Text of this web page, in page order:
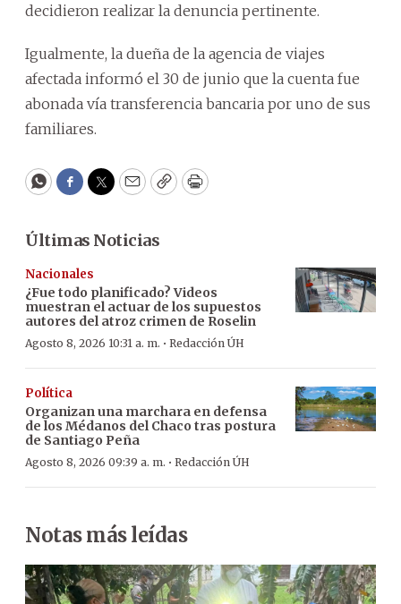
decidieron realizar la denuncia pertinente.
Igualmente, la dueña de la agencia de viajes
afectada informó el 30 de junio que la cuenta fue
abonada vía transferencia bancaria por uno de sus
familiares.
WhatsApp
Facebook
Twitter
EmailCopyPrint
Últimas Noticias
Nacionales
¿Fue todo planificado? Videos
muestran el actuar de los supuestos
autores del atroz crimen de Roselin
Agosto 8, 2026 10:31 a. m. · Redacción ÚH
Política
Organizan una marchara en defensa
de los Médanos del Chaco tras postura
de Santiago Peña
Agosto 8, 2026 09:39 a. m. · Redacción ÚH
Notas más leídas